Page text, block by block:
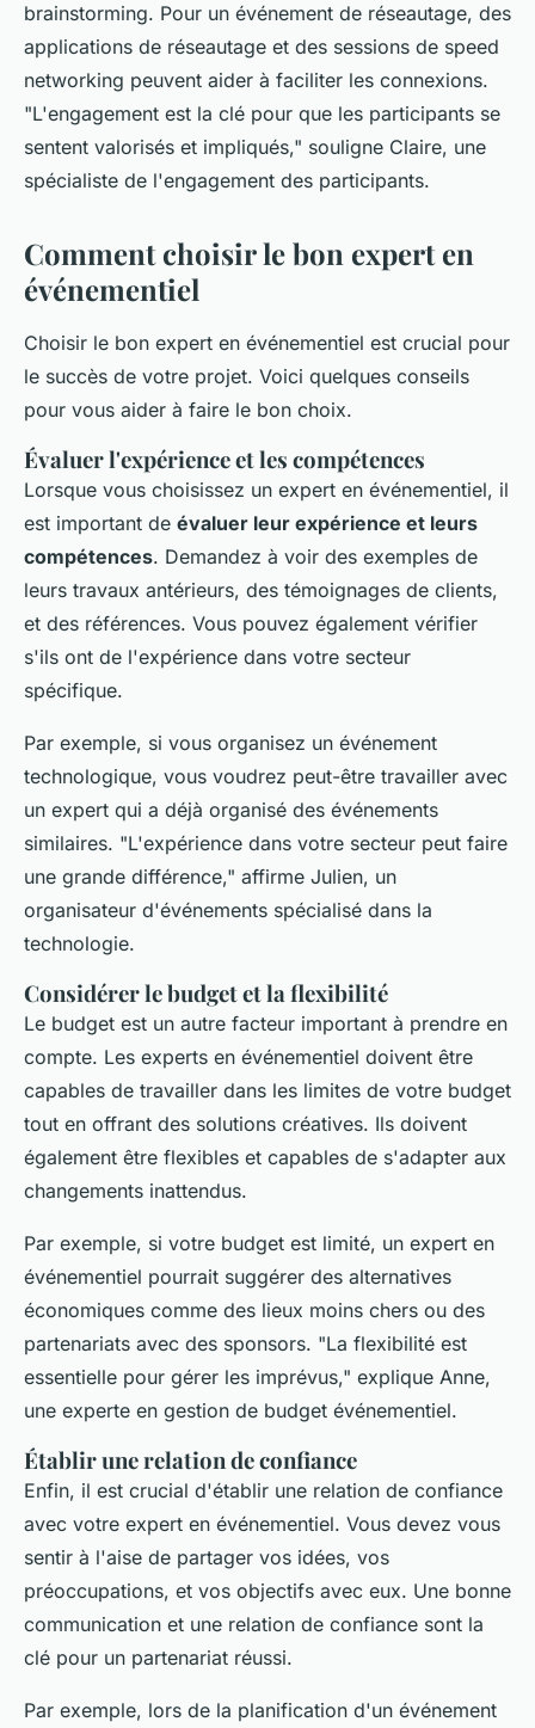
brainstorming. Pour un événement de réseautage, des
applications de réseautage et des sessions de speed
networking peuvent aider à faciliter les connexions.
"L'engagement est la clé pour que les participants se
sentent valorisés et impliqués," souligne Claire, une
spécialiste de l'engagement des participants.
Comment choisir le bon expert en
événementiel
Choisir le bon expert en événementiel est crucial pour
le succès de votre projet. Voici quelques conseils
pour vous aider à faire le bon choix.
Évaluer l'expérience et les compétences
Lorsque vous choisissez un expert en événementiel, il
est important de évaluer leur expérience et leurs
compétences. Demandez à voir des exemples de
leurs travaux antérieurs, des témoignages de clients,
et des références. Vous pouvez également vérifier
s'ils ont de l'expérience dans votre secteur
spécifique.
Par exemple, si vous organisez un événement
technologique, vous voudrez peut-être travailler avec
un expert qui a déjà organisé des événements
similaires. "L'expérience dans votre secteur peut faire
une grande différence," affirme Julien, un
organisateur d'événements spécialisé dans la
technologie.
Considérer le budget et la flexibilité
Le budget est un autre facteur important à prendre en
compte. Les experts en événementiel doivent être
capables de travailler dans les limites de votre budget
tout en offrant des solutions créatives. Ils doivent
également être flexibles et capables de s'adapter aux
changements inattendus.
Par exemple, si votre budget est limité, un expert en
événementiel pourrait suggérer des alternatives
économiques comme des lieux moins chers ou des
partenariats avec des sponsors. "La flexibilité est
essentielle pour gérer les imprévus," explique Anne,
une experte en gestion de budget événementiel.
Établir une relation de confiance
Enfin, il est crucial d'établir une relation de confiance
avec votre expert en événementiel. Vous devez vous
sentir à l'aise de partager vos idées, vos
préoccupations, et vos objectifs avec eux. Une bonne
communication et une relation de confiance sont la
clé pour un partenariat réussi.
Par exemple, lors de la planification d'un événement